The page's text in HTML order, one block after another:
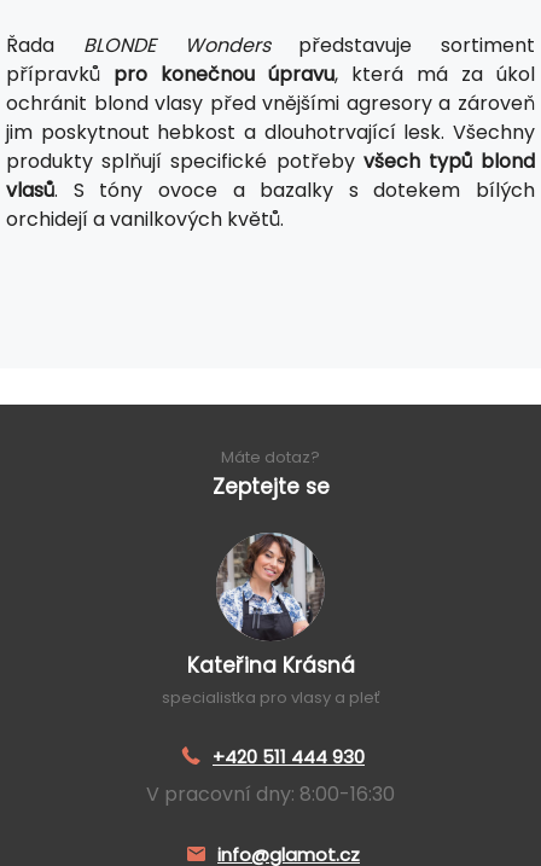
Řada BLONDE Wonderspředstavuje sortiment
přípravků pro konečnou úpravu, která má za úkol
ochránit blond vlasy před vnějšími agresory a zároveň
jim poskytnout hebkost a dlouhotrvající lesk. Všechny
produkty splňují specifické potřeby všech typů blond
vlasů. S tóny ovoce a bazalky s dotekem bílých
orchidejí a vanilkových květů.
Máte dotaz?
Zeptejte se
Kateřina Krásná
specialistka pro vlasy a pleť
+420 511 444 930
V pracovní dny: 8:00-16:30
info@glamot.cz